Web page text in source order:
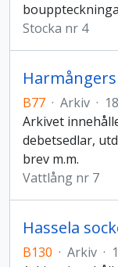
Stocka nr 4
B77 · Arkiv ·
Arkivet
debetsedlar,
brev m.m.
Vattlång nr 7
B130 · Arkiv ·